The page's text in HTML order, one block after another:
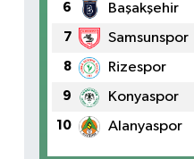
6 Başakşehir
7 Samsunspor
8 Rizespor
9 Konyaspor
10 Alanyaspor